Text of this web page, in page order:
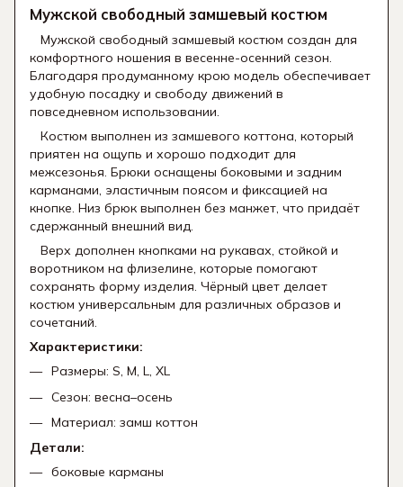
Мужской свободный замшевый костюм
Мужской свободный замшевый костюм создан для
комфортного ношения в весенне-осенний сезон.
Благодаря продуманному крою модель обеспечивает
удобную посадку и свободу движений в
повседневном использовании.
Костюм выполнен из замшевого коттона, который
приятен на ощупь и хорошо подходит для
межсезонья. Брюки оснащены боковыми и задним
карманами, эластичным поясом и фиксацией на
кнопке. Низ брюк выполнен без манжет, что придаёт
сдержанный внешний вид.
Верх дополнен кнопками на рукавах, стойкой и
воротником на флизелине, которые помогают
сохранять форму изделия. Чёрный цвет делает
костюм универсальным для различных образов и
сочетаний.
Характеристики:
Размеры: S, M, L, XL
Сезон: весна–осень
Материал: замш коттон
Детали:
боковые карманы